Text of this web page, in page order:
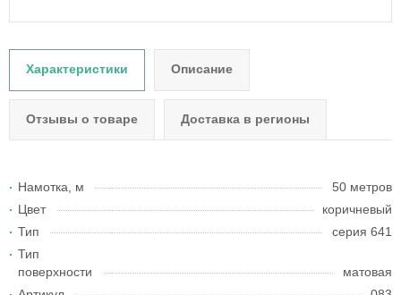
Характеристики Описание
Отзывы о товаре Доставка в регионы
Намотка, м
50 метров
Цвет
коричневый
Тип
серия 641
Тип
поверхности
матовая